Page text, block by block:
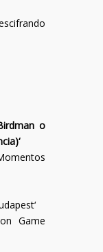
o
‘
‘
Game